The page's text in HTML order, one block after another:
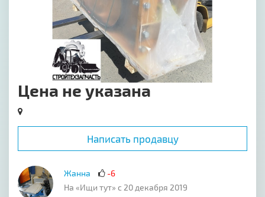
Цена не указана
Написать продавцу
Жанна
-6
На «Ищи тут» с 20 декабря 2019